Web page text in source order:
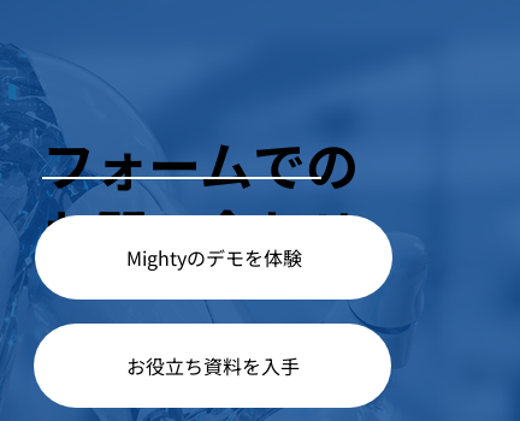
フォームでの
お問い合わせ
Mightyのデモを体験
お役立ち資料を入手